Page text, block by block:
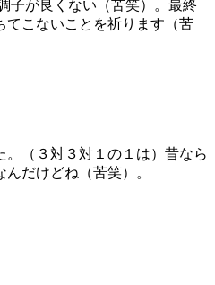
子が良くない（苦笑）。最終
てこないことを祈ります（苦
（３対３対１の１は）昔なら
だけどね（苦笑）。